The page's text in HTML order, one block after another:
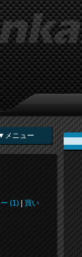
メニュー
(1)|
買い